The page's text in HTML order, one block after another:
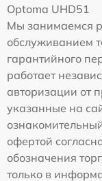
Optoma UHD51
Мы занимаемся
обслуживанием
гарантийного
работает
авторизации от
указанные на
офертой
обозначения
только в